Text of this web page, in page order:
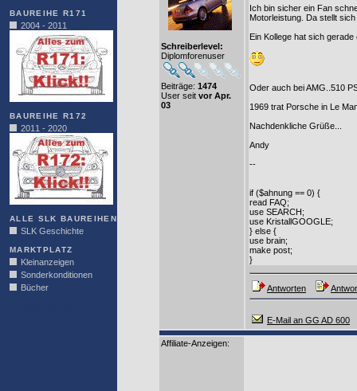
BAUREIHE R171
2004 - 2011
BAUREIHE R172
2011 - 2020
ALLE SLK BAUREIHEN
SLK Geschichte
MARKTPLATZ
Kleinanzeigen
Sonderkonditionen
Bücher
Schreiberlevel:
Diplomforenuser
Beiträge: 1474
User seit vor Apr.
03
Ich bin sicher ein Fan
Motorleistung. Da stellt
Ein Kollege hat sich
Oder auch bei AMG..510
1969 trat Porsche in Le
Nachdenkliche Grüße...
Andy
--
if ($ahnung == 0) {
read FAQ;
use SEARCH;
use KristallGOOGLE;
} else {
use brain;
make post;
}
Antworten
E-Mail an GG AD 600
Affiliate-Anzeigen: